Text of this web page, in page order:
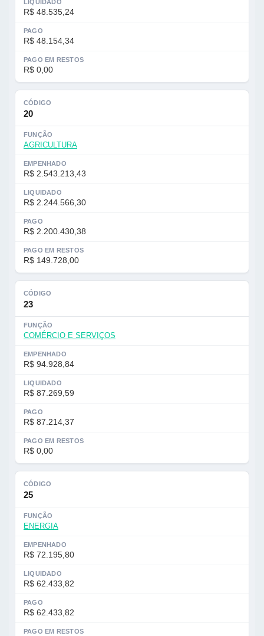
LIQUIDADO
R$ 48.535,24
PAGO
R$ 48.154,34
PAGO EM RESTOS
R$ 0,00
CÓDIGO
20
FUNÇÃO
AGRICULTURA
EMPENHADO
R$ 2.543.213,43
LIQUIDADO
R$ 2.244.566,30
PAGO
R$ 2.200.430,38
PAGO EM RESTOS
R$ 149.728,00
CÓDIGO
23
FUNÇÃO
COMÉRCIO E SERVIÇOS
EMPENHADO
R$ 94.928,84
LIQUIDADO
R$ 87.269,59
PAGO
R$ 87.214,37
PAGO EM RESTOS
R$ 0,00
CÓDIGO
25
FUNÇÃO
ENERGIA
EMPENHADO
R$ 72.195,80
LIQUIDADO
R$ 62.433,82
PAGO
R$ 62.433,82
PAGO EM RESTOS